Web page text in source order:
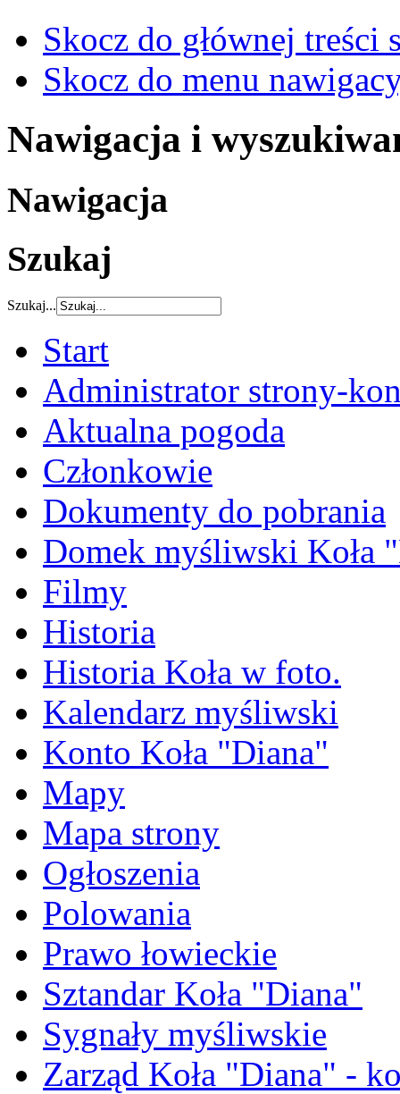
Skocz do głównej treści
Skocz do menu
Nawigacja i
Nawigacja
Szukaj
Szukaj...
Start
Administrator strony-
Aktualna pogoda
Członkowie
Dokumenty do pobrania
Domek myśliwski Koła
Filmy
Historia
Historia Koła w foto.
Kalendarz myśliwski
Konto Koła "Diana"
Mapy
Mapa strony
Ogłoszenia
Polowania
Prawo łowieckie
Sztandar Koła "Diana"
Sygnały myśliwskie
Zarząd Koła "Diana" -